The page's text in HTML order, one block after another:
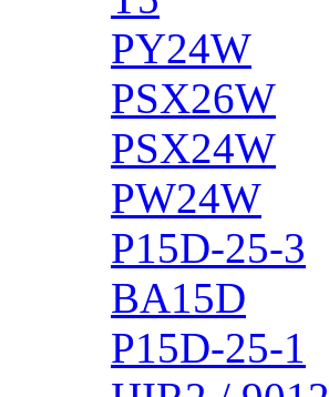
PY24W
PSX26W
PSX24W
PW24W
P15D-25-3
BA15D
P15D-25-1